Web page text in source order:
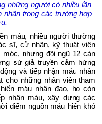
những người có nhiều lần
nhân trong các trường hợp
máu, nhiều người thường
sĩ, cử nhân, kỹ thuật viên
nhưng đội ngũ 12 cán
sứ giả truyền cảm hứng
và tiếp nhận máu nhân
cho những nhân viên tham
máu nhân đạo, họ còn
nhận máu, xây dựng các
điểm nguồn máu hiến khó